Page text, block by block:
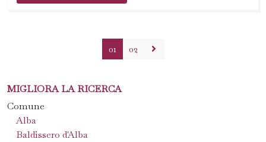
01 02
MIGLIORA LA RICERCA
Comune
Alba
Baldissero d'Alba